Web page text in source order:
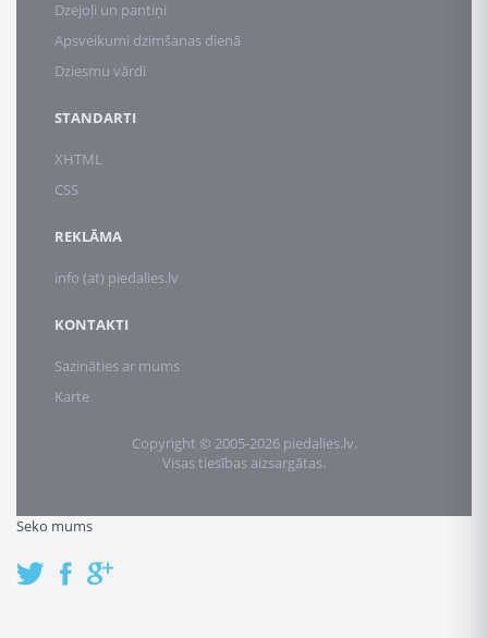
Dzejoļi un pantiņi
Apsveikumi dzimšanas dienā
Dziesmu vārdi
STANDARTI
XHTML
CSS
REKLĀMA
info (at) piedalies.lv
KONTAKTI
Sazināties ar mums
Karte
Copyright © 2005-2026 piedalies.lv.
Visas tiesības aizsargātas.
Seko mums